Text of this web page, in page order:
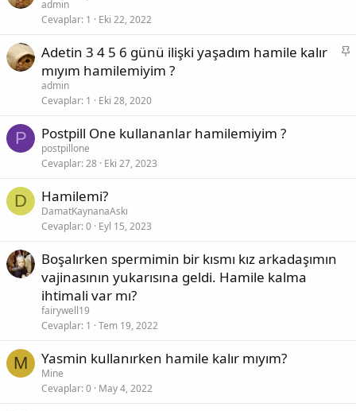
t
admin
Cevaplar 1 Eki 22, 2022
S
Adetin 3 4 5 6 günü ilişki yaşadım hamile kalır
mıyım hamilemiyim ?
admin
Cevaplar 1 Eki 28, 2020
P Postpill One kullananlar hamilemiyim ?
postpillone
Cevaplar 28 Eki 27, 2023
D Hamilemi?
DamatKaynanaAskı
Cevaplar 0 Eyl 15, 2023
Boşalırken spermimin bir kısmı kız arkadaşımın
vajinasının yukarısına geldi. Hamile kalma
ihtimali var mı?
fairywell19
Cevaplar 1 Tem 19, 2022
M Yasmin kullanırken hamile kalır mıyım?
Mine
Cevaplar 0 May 4, 2022